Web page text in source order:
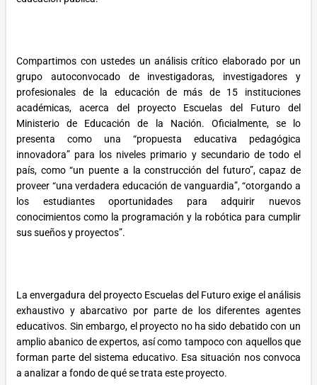
Compartimos con ustedes un análisis crítico elaborado por un
grupo autoconvocado de investigadoras, investigadores y
profesionales de la educación de más de 15 instituciones
académicas, acerca del proyecto Escuelas del Futuro del
Ministerio de Educación de la Nación. Oficialmente, se lo
presenta como una “propuesta educativa pedagógica
innovadora” para los niveles primario y secundario de todo el
país, como “un puente a la construcción del futuro”, capaz de
proveer “una verdadera educación de vanguardia”, “otorgando a
los estudiantes oportunidades para adquirir nuevos
conocimientos como la programación y la robótica para cumplir
sus sueños y proyectos”.
La envergadura del proyecto Escuelas del Futuro exige el análisis
exhaustivo y abarcativo por parte de los diferentes agentes
educativos. Sin embargo, el proyecto no ha sido debatido con un
amplio abanico de expertos, así como tampoco con aquellos que
forman parte del sistema educativo. Esa situación nos convoca
a analizar a fondo de qué se trata este proyecto.